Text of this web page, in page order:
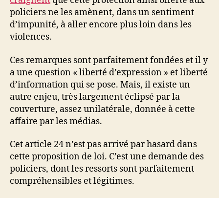
policiers ne les amènent, dans un sentiment
d’impunité, à aller encore plus loin dans les
violences.
Ces remarques sont parfaitement fondées et il y
a une question « liberté d’expression » et liberté
d’information qui se pose. Mais, il existe un
autre enjeu, très largement éclipsé par la
couverture, assez unilatérale, donnée à cette
affaire par les médias.
Cet article 24 n’est pas arrivé par hasard dans
cette proposition de loi. C’est une demande des
policiers, dont les ressorts sont parfaitement
compréhensibles et légitimes.